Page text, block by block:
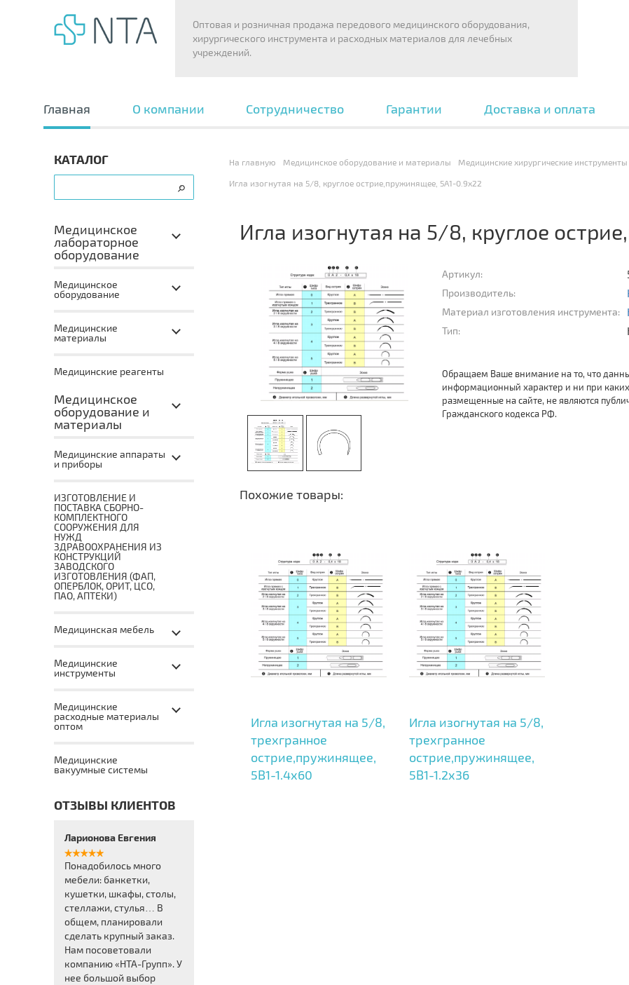
Оптовая и розничная продажа передового медицинского оборудования,
хирургического инструмента и расходных материалов для лечебных
учреждений.
Главная О компании Сотрудничество Гарантии Доставка и оплата
КАТАЛОГ
Медицинское
лабораторное
оборудование
Медицинское
оборудование
Медицинские
материалы
Медицинские реагенты
Медицинское
оборудование и
материалы
Медицинские аппараты
и приборы
ИЗГОТОВЛЕНИЕ И
ПОСТАВКА СБОРНО-
КОМПЛЕКТНОГО
СООРУЖЕНИЯ ДЛЯ
НУЖД
ЗДРАВООХРАНЕНИЯ ИЗ
КОНСТРУКЦИЙ
ЗАВОДСКОГО
ИЗГОТОВЛЕНИЯ (ФАП,
ОПЕРБЛОК, ОРИТ, ЦСО,
ПАО, АПТЕКИ)
Медицинская мебель
Медицинские
инструменты
Медицинские
расходные материалы
оптом
Медицинские
вакуумные системы
ОТЗЫВЫ КЛИЕНТОВ
Ларионова Евгения
Понадобилось много
мебели: банкетки,
кушетки, шкафы, столы,
стеллажи, стулья… В
общем, планировали
сделать крупный заказ.
Нам посоветовали
компанию «НТА-Групп». У
нее большой выбор
На главную Медицинское оборудование и материалы Медицинские хирургические инструменты
Игла изогнутая на 5/8, круглое острие,пружинящее, 5A1-0.9x22
Игла изогнутая на 5/8, круглое
Артикул:
Производитель:
Материал изготовления инструмента:
Тип:
Обращаем Ваше внимание на то, что
информационный характер и ни при
размещенные на сайте, не являются
Гражданского кодекса РФ.
Похожие товары:
Игла изогнутая на 5/8,
трехгранное
острие,пружинящее,
5B1-1.4x60
Игла изогнутая на 5/8,
трехгранное
острие,пружинящее,
5B1-1.2x36